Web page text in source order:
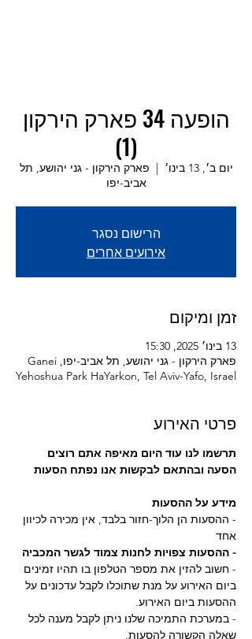
הופעה 34 פארק הירקון
(1)
יום ב׳, 13 בינו׳
  |
פארק הירקון - גני יהושע, תל
אביב-יפו
הרישום נסגר
אירועים אחרים
זמן ומיקום
13 בינו׳ 2025, 15:30
פארק הירקון - גני יהושע, תל אביב-יפו, Ganei
Yehoshua Park HaYarkon, Tel Aviv-Yafo, Israel
פרטי האירוע
תרשמו לנו עוד היום מאיפה אתם רוצים
הסעה ובהתאם לבקשות אנו נפתח הסעות
מידע על ההסעות
- ההסעות הן הלוך-חזור בלבד, אין מכירה לכיוון
אחד
- ההסעות צפויות לחנות צמוד לגשר המכביה
- חשוב להזין את מספר הטלפון בו תהיו זמינים
ביום האירוע על מנת שתוכלו לקבל עדכונים על
ההסעות ביום האירוע.
- במערכת התמיכה שלנו ניתן לקבל מענה לכל
שאלה הקשורה להסעות.